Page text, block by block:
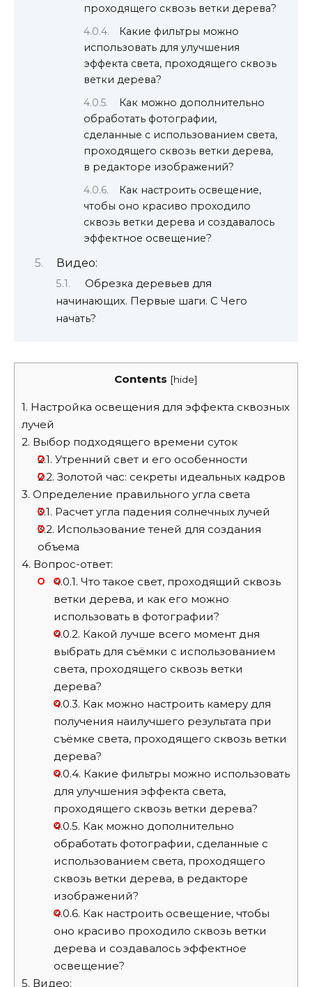
проходящего сквозь ветки дерева?
Какие фильтры можно
использовать для улучшения
эффекта света, проходящего сквозь
ветки дерева?
Как можно дополнительно
обработать фотографии,
сделанные с использованием света,
проходящего сквозь ветки дерева,
в редакторе изображений?
Как настроить освещение,
чтобы оно красиво проходило
сквозь ветки дерева и создавалось
эффектное освещение?
Видео:
Обрезка деревьев для
начинающих. Первые шаги. С Чего
начать?
Contents [hide]
1. Настройка освещения для эффекта сквозных
лучей
2. Выбор подходящего времени суток
2.1. Утренний свет и его особенности
2.2. Золотой час: секреты идеальных кадров
3. Определение правильного угла света
3.1. Расчет угла падения солнечных лучей
3.2. Использование теней для создания
объема
4. Вопрос-ответ:
4.0.1. Что такое свет, проходящий сквозь
ветки дерева, и как его можно
использовать в фотографии?
4.0.2. Какой лучше всего момент дня
выбрать для съёмки с использованием
света, проходящего сквозь ветки
дерева?
4.0.3. Как можно настроить камеру для
получения наилучшего результата при
съёмке света, проходящего сквозь ветки
дерева?
4.0.4. Какие фильтры можно использовать
для улучшения эффекта света,
проходящего сквозь ветки дерева?
4.0.5. Как можно дополнительно
обработать фотографии, сделанные с
использованием света, проходящего
сквозь ветки дерева, в редакторе
изображений?
4.0.6. Как настроить освещение, чтобы
оно красиво проходило сквозь ветки
дерева и создавалось эффектное
освещение?
5. Видео: